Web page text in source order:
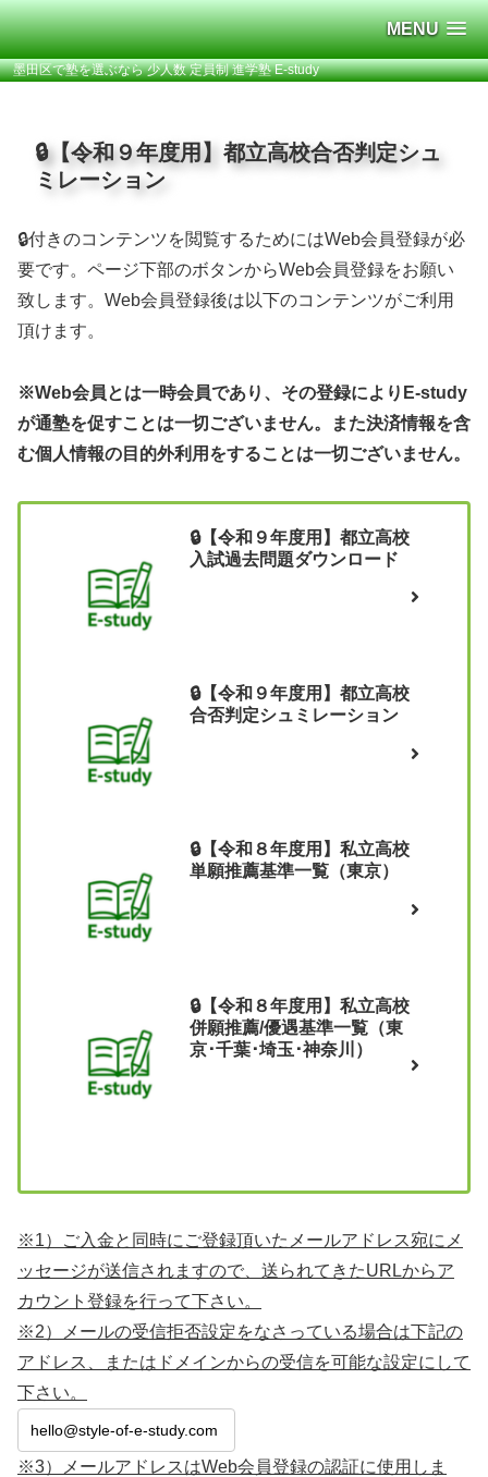
MENU
墨田区で塾を選ぶなら 少人数 定員制 進学塾 E-study
🔒【令和９年度用】都立高校合否判定シュ
ミレーション
🔒付きのコンテンツを閲覧するためにはWeb会員登録が必
要です。ページ下部のボタンからWeb会員登録をお願い
致します。Web会員登録後は以下のコンテンツがご利用
頂けます。
※Web会員とは一時会員であり、その登録によりE-study
が通塾を促すことは一切ございません。また決済情報を含
む個人情報の目的外利用をすることは一切ございません。
🔒【令和９年度用】都立高校
入試過去問題ダウンロード
🔒【令和９年度用】都立高校
合否判定シュミレーション
🔒【令和８年度用】私立高校
単願推薦基準一覧（東京）
🔒【令和８年度用】私立高校
併願推薦/優遇基準一覧（東
京･千葉･埼玉･神奈川）
※1）ご入金と同時にご登録頂いたメールアドレス宛にメ
ッセージが送信されますので、送られてきたURLからア
カウント登録を行って下さい。
※2）メールの受信拒否設定をなさっている場合は下記の
アドレス、またはドメインからの受信を可能な設定にして
下さい。
※3）メールアドレスはWeb会員登録の認証に使用しま